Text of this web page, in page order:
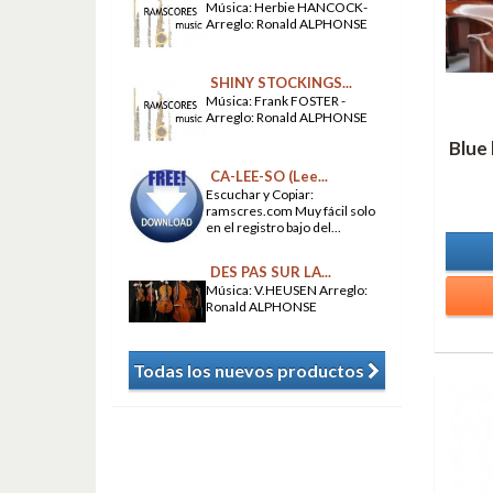
Blue
Música: Herbie HANCOCK-
Arreglo: Ronald ALPHONSE
SHINY STOCKINGS...
Música: Frank FOSTER -
Arreglo: Ronald ALPHONSE
CA-LEE-SO (Lee...
Escuchar y Copiar:
ramscres.com Muy fácil solo
en el registro bajo del...
DES PAS SUR LA...
Música: V.HEUSEN Arreglo:
Ronald ALPHONSE
Todas los nuevos productos